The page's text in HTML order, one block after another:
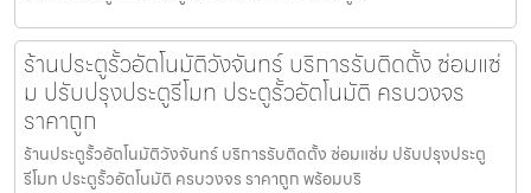
ร้านประตูรั้วอัตโนมัติวังจันทร์ บริการรับติดตั้ง ซ่อมแซ่
ม ปรับปรุงประตูรีโมท ประตูรั้วอัตโนมัติ ครบวงจร
ราคาถูก
ร้านประตูรั้วอัตโนมัติวังจันทร์ บริการรับติดตั้ง ซ่อมแซ่ม ปรับปรุงประตู
รีโมท ประตูรั้วอัตโนมัติ ครบวงจร ราคาถูก พร้อมบริ